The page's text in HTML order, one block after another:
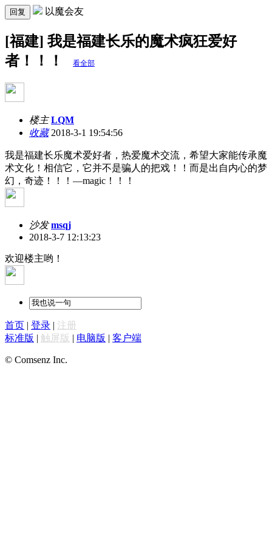
回复 以魔会友
[福建] 我是福建长乐的魔术疯狂爱好
者！！！
看全部
楼主 LQM
收藏2018-3-1 19:54:56
我是福建长乐魔术爱好者，热爱魔术交流，希望大家能传承魔
术文化！相信它，它并不是骗人的把戏！！而是出自内心的梦
幻，奇迹！！！—magic！！！
沙发 msqj
2018-3-7 12:13:23
欢迎楼主哟！
首页 | 登录 | 注册
标准版 | 触屏版 | 电脑版 | 客户端
© Comsenz Inc.